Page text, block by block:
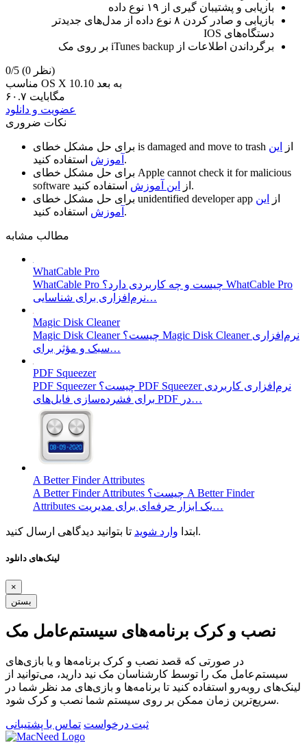
بازیابی و پشتیبان گیری از ۱۹ نوع داده‌
بازیابی و صادر کردن ۸ نوع داده از مدل‌‌‌های جدیدتر
دستگاه‌های IOS
برگرداندن اطلاعات از iTunes backup بر روی مک
0/5
(0 نظر)
مناسب OS X 10.10 به بعد
۶۰.۷ مگابایت
عضویت و دانلود
نکات ضروری
is damaged and move to trash از
این
آموزش استفاده کنید.
Apple cannot check it for malicious
software
از این آموزش
استفاده کنید.
unidentified developer app از
این
آموزش استفاده کنید.
مطالب مشابه
WhatCable Pro
WhatCable Pro چیست و چه کاربردی دارد؟ WhatCable Pro
نرم‌افزاری برای شناسایی…
Magic Disk Cleaner
Magic Disk Cleaner چیست؟ Magic Disk Cleaner نرم‌افزاری
سبک و مؤثر برای…
PDF Squeezer
PDF Squeezer چیست؟ PDF Squeezer نرم‌افزاری کاربردی
برای فشرده‌سازی فایل‌های PDF در…
A Better Finder Attributes
A Better Finder Attributes چیست؟ A Better Finder
Attributes یک ابزار حرفه‌ای برای مدیریت…
ابتدا وارد شوید تا بتوانید دیدگاهی ارسال کنید.
لینک‌های دانلود
×
بستن
نصب و کرک برنامه‌های سیستم‌عامل مک
در صورتی که قصد نصب و کرک برنامه‌ها و یا بازی‌های
سیستم‌عامل مک را توسط کارشناسان مک نید دارید، می‌توانید از
لینک‌های رو‌به‌رو استفاده کنید تا برنامه‌ها و بازی‌های مد نظر شما در
سریع‌ترین زمان ممکن بر روی سیستم شما نصب و کرک شود.
ثبت درخواست تماس با پشتیبانی